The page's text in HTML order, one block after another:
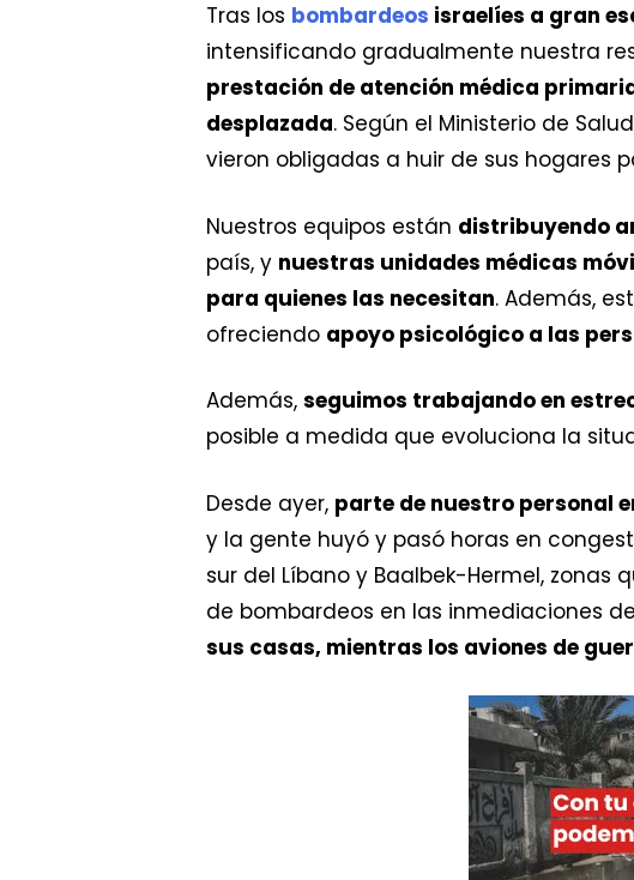
Tras los bombardeos israelíes a gran
intensificando gradualmente nuestra
prestación de atención médica
desplazada. Según el Ministerio de
vieron obligadas a huir de sus hogares
Nuestros equipos están distribuyendo
país, y nuestras unidades médicas
para quienes las necesitan. Además,
ofreciendo apoyo psicológico a las
Además, seguimos trabajando en
posible a medida que evoluciona la
Desde ayer, parte de nuestro personal
y la gente huyó y pasó horas en
sur del Líbano y Baalbek-Hermel,
de bombardeos en las inmediaciones
sus casas, mientras los aviones de